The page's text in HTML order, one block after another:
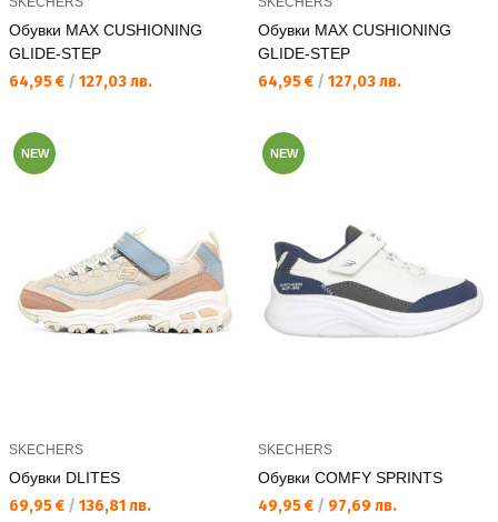
Обувки MAX CUSHIONING
GLIDE-STEP
Текуща цена:
64,95 € / 127,03 лв.
Обувки MAX CUSHIONING
GLIDE-STEP
Текуща цена:
64,95 € / 127,03 лв.
NEW
SKECHERS
Обувки DLITES
Текуща цена:
69,95 € / 136,81 лв.
NEW
SKECHERS
Обувки COMFY SPRINTS
Текуща цена:
49,95 € / 97,69 лв.